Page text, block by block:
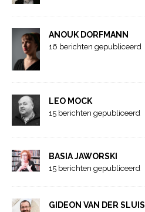
ANOUK DORFMANN
16 berichten gepubliceerd
LEO MOCK
15 berichten gepubliceerd
BASIA JAWORSKI
15 berichten gepubliceerd
GIDEON VAN DER SLUIS